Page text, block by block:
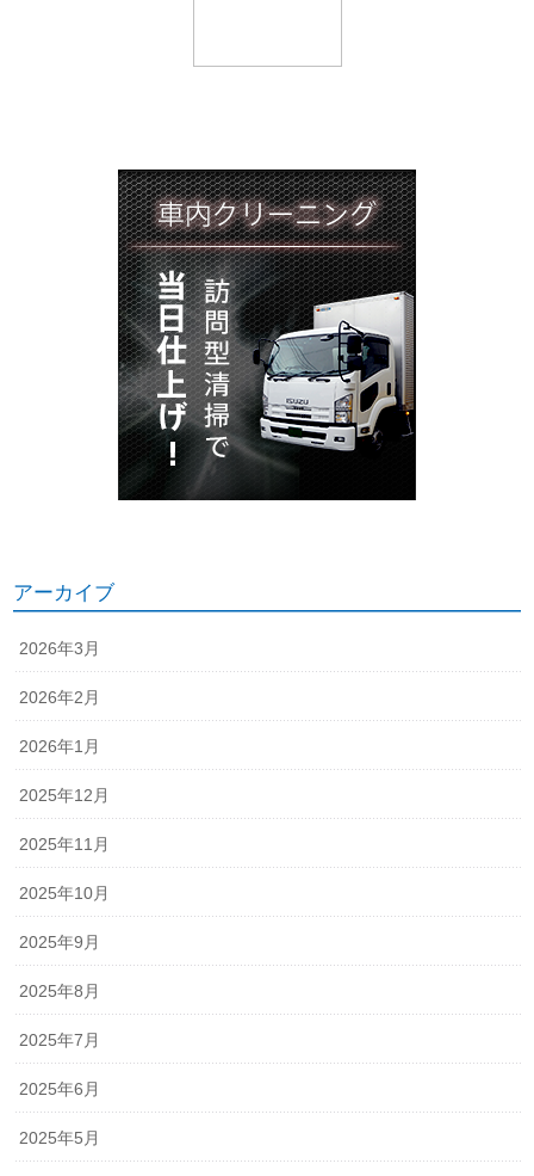
アーカイブ
2026年3月
2026年2月
2026年1月
2025年12月
2025年11月
2025年10月
2025年9月
2025年8月
2025年7月
2025年6月
2025年5月